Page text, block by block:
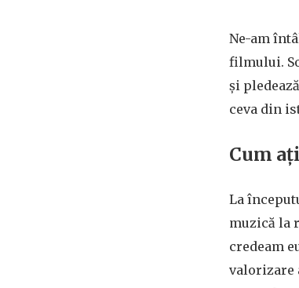
Ne-am
filmului.
și
ceva din
Cum
La
muzică la
credeam
valorizare